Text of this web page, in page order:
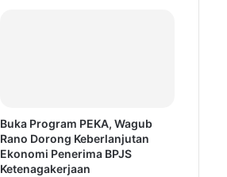
Buka Program PEKA, Wagub
Rano Dorong Keberlanjutan
Ekonomi Penerima BPJS
Ketenagakerjaan